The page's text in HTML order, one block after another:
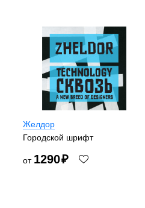
Желдор
Городской шрифт
от 1290₽